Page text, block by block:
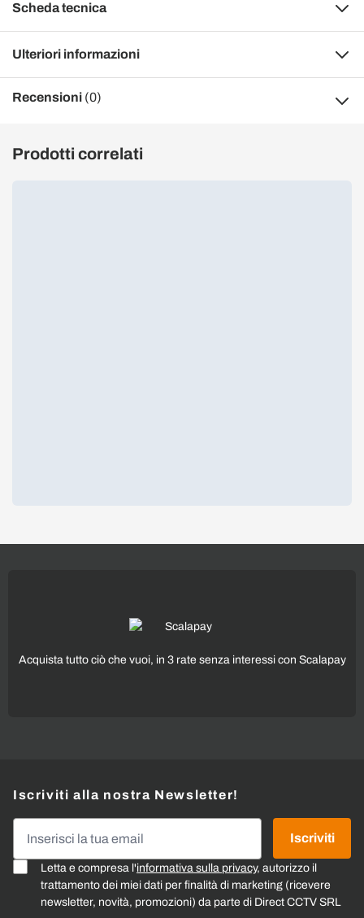
Scheda tecnica
Ulteriori informazioni
Recensioni (0)
Prodotti correlati
Acquista tutto ciò che vuoi, in 3 rate senza interessi con Scalapay
Iscriviti alla nostra Newsletter!
Letta e compresa l'informativa sulla privacy, autorizzo il
trattamento dei miei dati per finalità di marketing (ricevere
newsletter, novità, promozioni) da parte di Direct CCTV SRL
Iscriviti